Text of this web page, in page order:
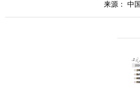
来源： 中